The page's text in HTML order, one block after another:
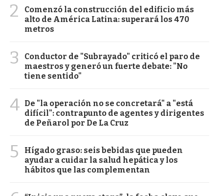
2
Comenzó la construcción del edificio más
alto de América Latina: superará los 470
metros
3
Conductor de "Subrayado" criticó el paro de
maestros y generó un fuerte debate: "No
tiene sentido"
4 De "la operación no se concretará" a "está
difícil": contrapunto de agentes y dirigentes
de Peñarol por De La Cruz
5
Hígado graso: seis bebidas que pueden
ayudar a cuidar la salud hepática y los
hábitos que las complementan